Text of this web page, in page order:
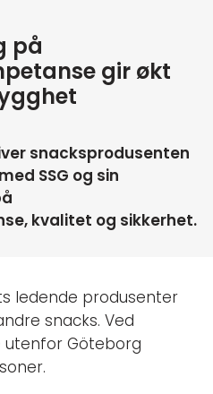
på
gir økt
snacksprodusenten
SSG og sin
kvalitet og sikkerhet.
ledende produsenter
snacks. Ved
utenfor Göteborg